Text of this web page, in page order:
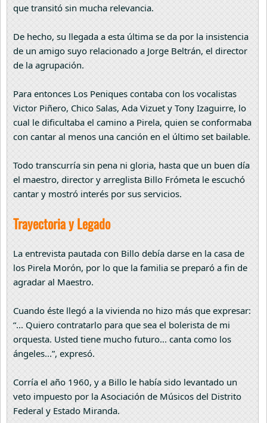
que transitó sin mucha relevancia.
De hecho, su llegada a esta última se da por la insistencia
de un amigo suyo relacionado a Jorge Beltrán, el director
de la agrupación.
Para entonces Los Peniques contaba con los vocalistas
Victor Piñero, Chico Salas, Ada Vizuet y Tony Izaguirre, lo
cual le dificultaba el camino a Pirela, quien se conformaba
con cantar al menos una canción en el último set bailable.
Todo transcurría sin pena ni gloria, hasta que un buen día
el maestro, director y arreglista Billo Frómeta le escuchó
cantar y mostró interés por sus servicios.
Trayectoria y Legado
La entrevista pautada con Billo debía darse en la casa de
los Pirela Morón, por lo que la familia se preparó a fin de
agradar al Maestro.
Cuando éste llegó a la vivienda no hizo más que expresar:
“... Quiero contratarlo para que sea el bolerista de mi
orquesta. Usted tiene mucho futuro... canta como los
ángeles...”, expresó.
Corría el año 1960, y a Billo le había sido levantado un
veto impuesto por la Asociación de Músicos del Distrito
Federal y Estado Miranda.